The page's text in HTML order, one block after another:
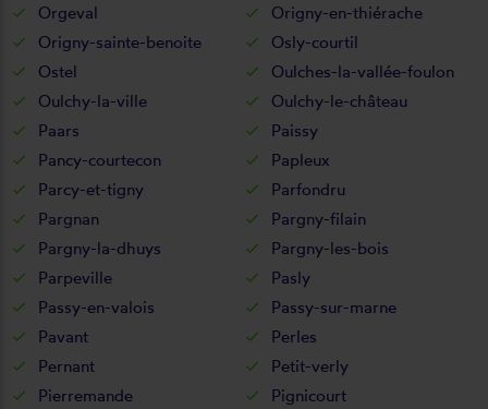
Orgeval
Origny-en-thiérache
Origny-sainte-benoite
Osly-courtil
Ostel
Oulches-la-vallée-foulon
Oulchy-la-ville
Oulchy-le-château
Paars
Paissy
Pancy-courtecon
Papleux
Parcy-et-tigny
Parfondru
Pargnan
Pargny-filain
Pargny-la-dhuys
Pargny-les-bois
Parpeville
Pasly
Passy-en-valois
Passy-sur-marne
Pavant
Perles
Pernant
Petit-verly
Pierremande
Pignicourt